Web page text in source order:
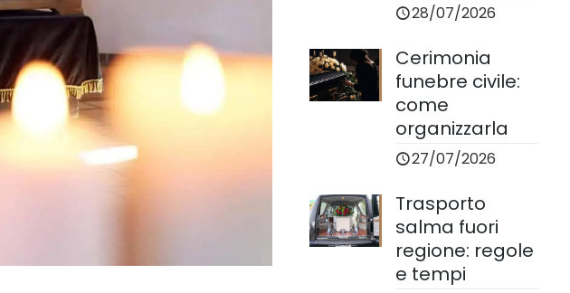
28/07/2026
Cerimonia
funebre civile:
come
organizzarla
27/07/2026
Trasporto
salma fuori
regione: regole
e tempi